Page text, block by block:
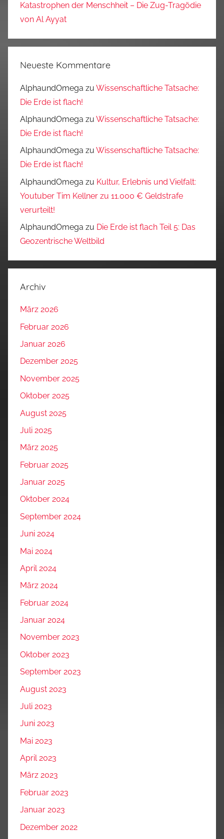
Katastrophen der Menschheit – Die Zug-Tragödie
von Al Ayyat
Neueste Kommentare
AlphaundOmega zu Wissenschaftliche Tatsache:
Die Erde ist flach!
AlphaundOmega zu Wissenschaftliche Tatsache:
Die Erde ist flach!
AlphaundOmega zu Wissenschaftliche Tatsache:
Die Erde ist flach!
AlphaundOmega zu Kultur, Erlebnis und Vielfalt:
Youtuber Tim Kellner zu 11.000 € Geldstrafe
verurteilt!
AlphaundOmega zu Die Erde ist flach Teil 5: Das
Geozentrische Weltbild
Archiv
März 2026
Februar 2026
Januar 2026
Dezember 2025
November 2025
Oktober 2025
August 2025
Juli 2025
März 2025
Februar 2025
Januar 2025
Oktober 2024
September 2024
Juni 2024
Mai 2024
April 2024
März 2024
Februar 2024
Januar 2024
November 2023
Oktober 2023
September 2023
August 2023
Juli 2023
Juni 2023
Mai 2023
April 2023
März 2023
Februar 2023
Januar 2023
Dezember 2022